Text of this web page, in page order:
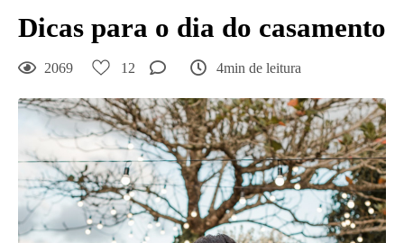
Dicas para o dia do casamento
2069 12 4min de leitura